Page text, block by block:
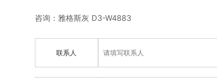
咨询：雅格斯灰 D3-W4883
联系人